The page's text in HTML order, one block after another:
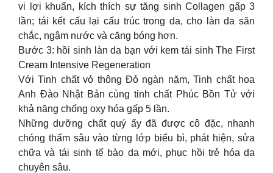
vi lợi khuẩn, kích thích sự tăng sinh Collagen gấp 3
lần; tái kết cấu lại cấu trúc trong da, cho làn da săn
chắc, ngậm nước và căng bóng hơn.
Bước 3: hồi sinh làn da bạn với kem tái sinh The First
Cream Intensive Regeneration
Với Tinh chất vỏ thông Đỏ ngàn năm, Tinh chất hoa
Anh Đào Nhật Bản cùng tinh chất Phúc Bồn Tử với
khả năng chống oxy hóa gấp 5 lần.
Những dưỡng chất quý ấy đã được cô đặc, nhanh
chóng thấm sâu vào từng lớp biểu bì, phát hiện, sửa
chữa và tái sinh tế bào da mới, phục hồi trẻ hóa da
chuyên sâu.